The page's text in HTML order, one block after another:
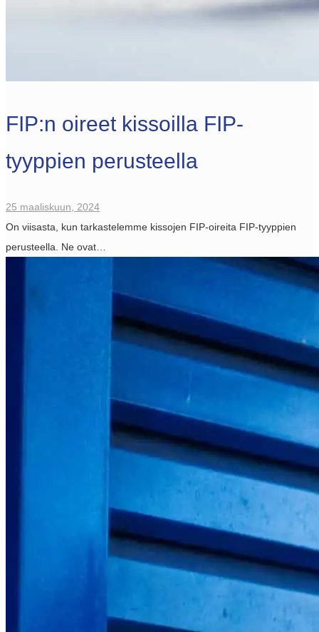
FIP:n oireet kissoilla FIP-
tyyppien perusteella
25 maaliskuun, 2024
On viisasta, kun tarkastelemme kissojen FIP-oireita FIP-tyyppien
perusteella. Ne ovat…